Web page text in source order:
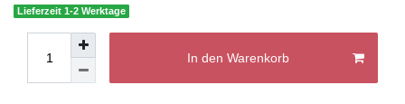
Lieferzeit 1-2 Werktage
In den Warenkorb